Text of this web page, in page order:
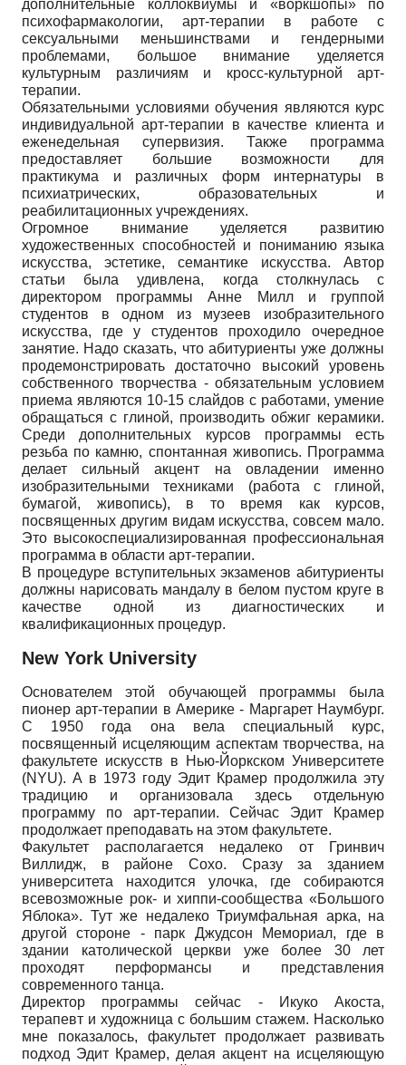
дополнительные коллоквиумы и «воркшопы» по
психофармакологии, арт-терапии в работе с
сексуальными меньшинствами и гендерными
проблемами, большое внимание уделяется
культурным различиям и кросс-культурной арт-
терапии.
Обязательными условиями обучения являются курс
индивидуальной арт-терапии в качестве клиента и
еженедельная супервизия. Также программа
предоставляет большие возможности для
практикума и различных форм интернатуры в
психиатрических, образовательных и
реабилитационных учреждениях.
Огромное внимание уделяется развитию
художественных способностей и пониманию языка
искусства, эстетике, семантике искусства. Автор
статьи была удивлена, когда столкнулась с
директором программы Анне Милл и группой
студентов в одном из музеев изобразительного
искусства, где у студентов проходило очередное
занятие. Надо сказать, что абитуриенты уже должны
продемонстрировать достаточно высокий уровень
собственного творчества - обязательным условием
приема являются 10-15 слайдов с работами, умение
обращаться с глиной, производить обжиг керамики.
Среди дополнительных курсов программы есть
резьба по камню, спонтанная живопись. Программа
делает сильный акцент на овладении именно
изобразительными техниками (работа с глиной,
бумагой, живопись), в то время как курсов,
посвященных другим видам искусства, совсем мало.
Это высокоспециализированная профессиональная
программа в области арт-терапии.
В процедуре вступительных экзаменов абитуриенты
должны нарисовать мандалу в белом пустом круге в
качестве одной из диагностических и
квалификационных процедур.
New York University
Основателем этой обучающей программы была
пионер арт-терапии в Америке - Маргарет Наумбург.
С 1950 года она вела специальный курс,
посвященный исцеляющим аспектам творчества, на
факультете искусств в Нью-Йоркском Университете
(NYU). А в 1973 году Эдит Крамер продолжила эту
традицию и организовала здесь отдельную
программу по арт-терапии. Сейчас Эдит Крамер
продолжает преподавать на этом факультете.
Факультет располагается недалеко от Гринвич
Виллидж, в районе Сохо. Сразу за зданием
университета находится улочка, где собираются
всевозможные рок- и хиппи-сообщества «Большого
Яблока». Тут же недалеко Триумфальная арка, на
другой стороне - парк Джудсон Мемориал, где в
здании католической церкви уже более 30 лет
проходят перформансы и представления
современного танца.
Директор программы сейчас - Икуко Акоста,
терапевт и художница с большим стажем. Насколько
мне показалось, факультет продолжает развивать
подход Эдит Крамер, делая акцент на исцеляющую